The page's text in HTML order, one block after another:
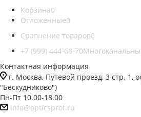
Корзина0
Отложенные0
Сравнение товаров0
+7 (999) 444-68-70
Контактная информация
г. Москва, Путевой проезд, 3 стр. 1,
"Бескудниково")
Пн-Пт 10.00-18.00
info@opticsprof.ru